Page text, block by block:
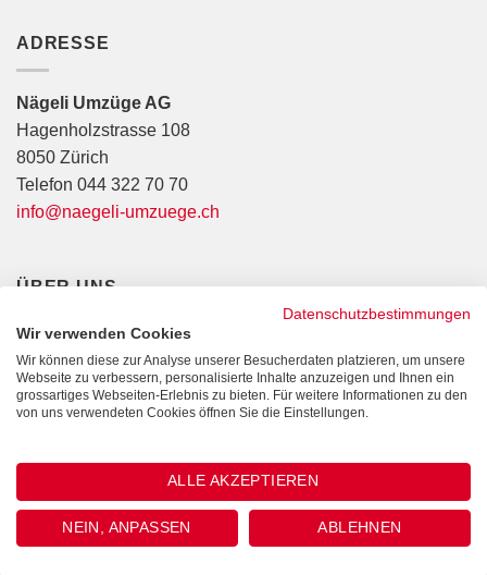
ADRESSE
Nägeli Umzüge AG
Hagenholzstrasse 108
8050 Zürich
Telefon 044 322 70 70
info@naegeli-umzuege.ch
ÜBER UNS
Familienbetrieb und rekrutiert seine Mitarbeiter fast
ausschliesslich aus der Verwandtschaft. Damit bieten wir
SHOP-SICHERHEIT
Datenschutzbestimmungen
Wir verwenden Cookies
Wir können diese zur Analyse unserer Besucherdaten platzieren, um unsere
Webseite zu verbessern, personalisierte Inhalte anzuzeigen und Ihnen ein
grossartiges Webseiten-Erlebnis zu bieten. Für weitere Informationen zu den
von uns verwendeten Cookies öffnen Sie die Einstellungen.
ALLE AKZEPTIEREN
NEIN, ANPASSEN ABLEHNEN